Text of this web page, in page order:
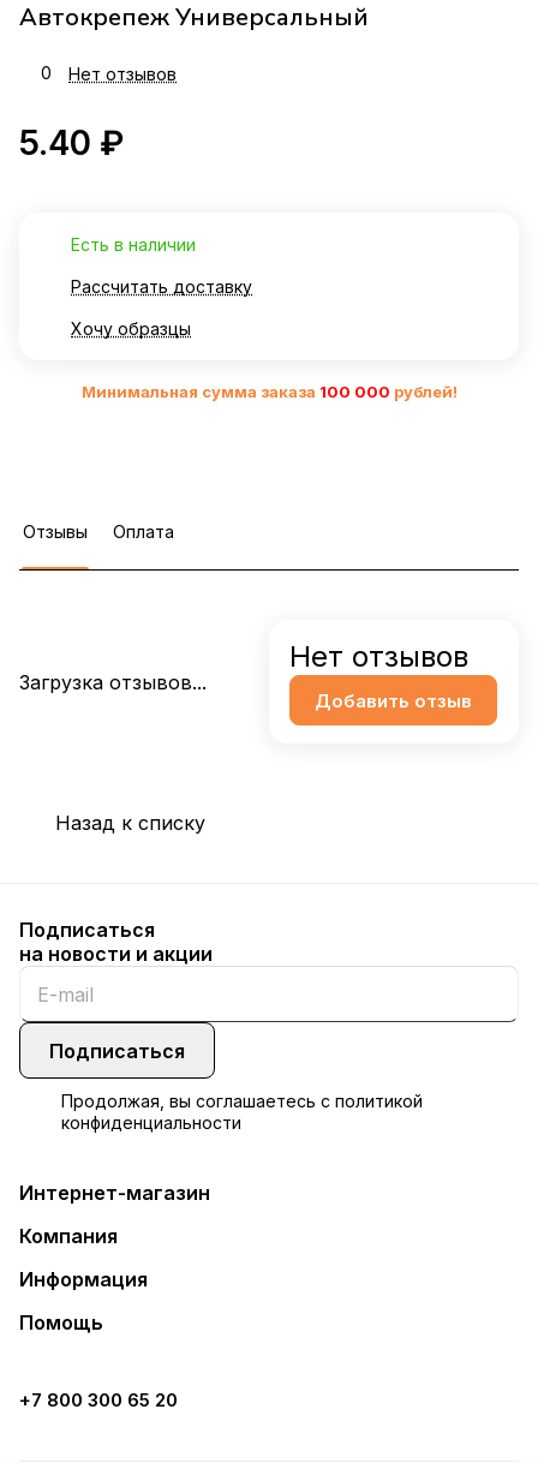
Автокрепеж Универсальный
0 Нет отзывов
5.40 ₽
Есть в наличии
Рассчитать доставку
Хочу образцы
Минимальная сумма заказа 100 000 рублей!
Отзывы Оплата
Загрузка отзывов...
Нет отзывов
Добавить отзыв
Назад к списку
Подписаться
на новости и акции
Подписаться
Продолжая, вы соглашаетесь с политикой
конфиденциальности
Интернет-магазин
Компания
Информация
Помощь
+7 800 300 65 20